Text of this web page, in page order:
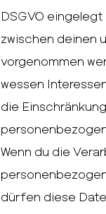
DSGVO
zwischen deinen
vorgenommen
wessen
die
Wenn du die
dürfen diese